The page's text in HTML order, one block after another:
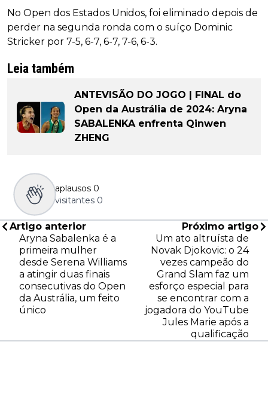
No Open dos Estados Unidos, foi eliminado depois de
perder na segunda ronda com o suíço Dominic
Stricker por 7-5, 6-7, 6-7, 7-6, 6-3.
Leia também
ANTEVISÃO DO JOGO | FINAL do
Open da Austrália de 2024: Aryna
SABALENKA enfrenta Qinwen
ZHENG
aplausos 0
visitantes 0
Artigo anterior
Aryna Sabalenka é a
primeira mulher
desde Serena Williams
a atingir duas finais
consecutivas do Open
da Austrália, um feito
único
Próximo artigo
Um ato altruísta de
Novak Djokovic: o 24
vezes campeão do
Grand Slam faz um
esforço especial para
se encontrar com a
jogadora do YouTube
Jules Marie após a
qualificação